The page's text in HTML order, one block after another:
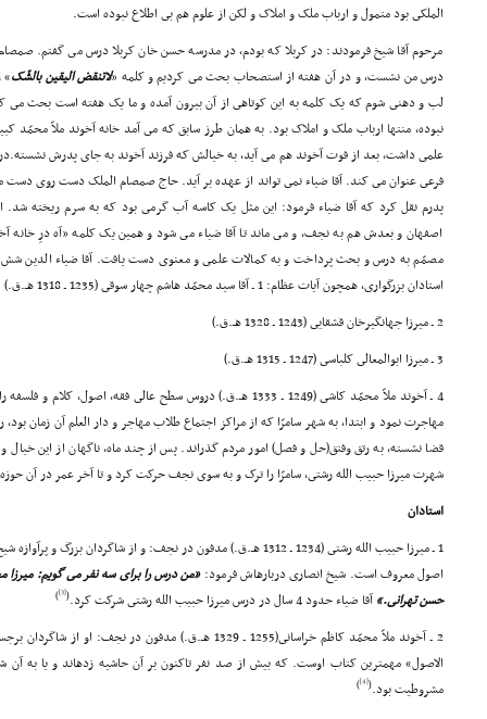
الملکى بود متمول و ارباب ملک و املاک و لکن از علوم هم بى اطلاع نبوده است.
مرحوم آقا شیخ فرمودند: در کربلا که بودم، در مدرسه حسن خان کربلا درس مى گفتم.
درس من نشست، و در آن هفته از استصحاب بحث مى کردیم و کلمه «لاتنقض الیقین بالشّک»
لب و دهنى شوم که یک کلمه به این کوتاهى از آن بیرون آمده و ما یک هفته است بحث مى
نبوده، منتها ارباب ملک و املاک بود. به همان طرز سابق که مى آمد خانه آخوند ملاّ محمّد
فرعى عنوان مى کند. آقا ضیاء نمى تواند از عهده بر آید. حاج صمصام الملک دست روى دست
پدرم نقل کرد که آقا ضیاء فرمود: این مثل یک کاسه آب گرمى بود که به سرم ریخته
اصفهان و بعدش هم به نجف، و مى ماند تا آقا ضیاء مى شود و همین یک کلمه «آه درِ
مصمّم به درس و بحث پرداخت و به کمالات علمى و معنوى دست یافت. آقا ضیاء الدین شش
استادان بزرگوارى، همچون آیات عظام: 1 ـ آقا سید محمّد هاشم چهار سوقى (1235 ـ 1318 هـ.ق.)
2 ـ میرزا جهانگیرخان قشقایى (1243 ـ 1328 هـ.ق.)
3 ـ میرزا ابوالمعالى کلباسى (1247 ـ 1315 هـ.ق.)
مهاجرت نمود و ابتدا، به شهر سامرّا که از مراکز اجتماع طلاب مهاجر و دار العلم آن زمان
قضا نشسته، به رتق وفتق(حل و فصل) امور مردم گذراند. پس از چند ماه، ناگهان از این
شهرت میرزا حبیب الله رشتى، سامرّا را ترک و به سوى نجف حرکت کرد و تا آخر عمر در آن حوزه
استادان
1 ـ میرزا حبیب الله رشتى (1234 ـ 1312 هـ.ق.) مدفون در نجف: و از
اصول معروف است. شیخ انصارى دربارهاش فرمود: «من درس را براى سه نفر مى گویم: میرزا
حسن تهرانى.»آقا ضیاء حدود 4 سال در درس میرزا حبیب الله رشتى شرکت کرد. (
[3]
)
2 ـ آخوند ملاّ محمّد کاظم خراسانى(1255 ـ 1329 هـ.ق.) مدفون در
الاصول» مهمترین کتاب اوست. که بیش از صد نفر تاکنون بر آن حاشیه زدهاند و یا به آن
مشروطیت بود.(
[4]
)